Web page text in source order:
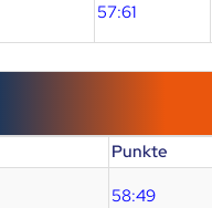
57:61
Punkte
58:49